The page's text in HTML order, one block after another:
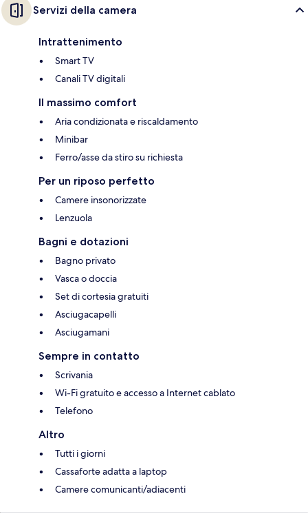
Servizi della camera
Intrattenimento
Smart TV
Canali TV digitali
Il massimo comfort
Aria condizionata e riscaldamento
Minibar
Ferro/asse da stiro su richiesta
Per un riposo perfetto
Camere insonorizzate
Lenzuola
Bagni e dotazioni
Bagno privato
Vasca o doccia
Set di cortesia gratuiti
Asciugacapelli
Asciugamani
Sempre in contatto
Scrivania
Wi-Fi gratuito e accesso a Internet cablato
Telefono
Altro
Tutti i giorni
Cassaforte adatta a laptop
Camere comunicanti/adiacenti